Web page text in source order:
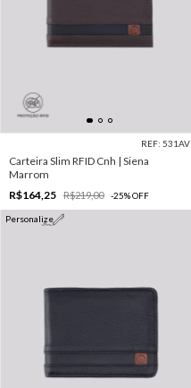
REF: 531AV
Carteira Slim RFID Cnh | Siena
Marrom
R$164,25
R$219,00 -25%OFF
Personalize